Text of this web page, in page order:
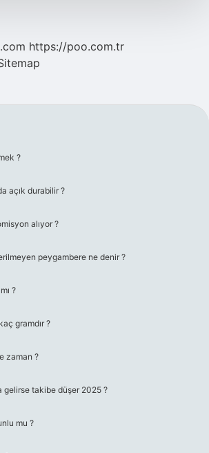
https://poo.com.tr
?
açık durabilir ?
alıyor ?
peygambere ne denir ?
?
gramdır ?
zaman ?
gelirse takibe düşer 2025 ?
mu ?